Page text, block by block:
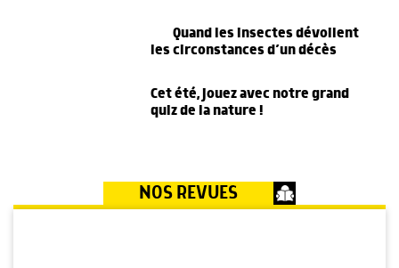
Quand les insectes dévoilent
les circonstances d’un décès
Cet été, jouez avec notre grand
quiz de la nature !
NOS REVUES